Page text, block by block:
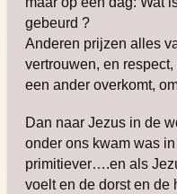
gebeurd ?
Anderen prijzen alles
vertrouwen, en
een ander overkomt,
Dan naar Jezus in de
onder ons kwam was
primitiever….en als
voelt en de dorst en